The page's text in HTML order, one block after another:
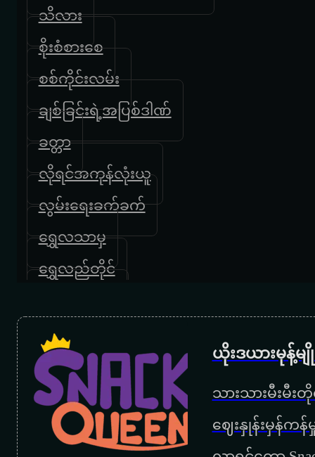
သိလား
စိုးစံစားစေ
စစ်ကိုင်းလမ်း
ချစ်ခြင်းရဲ့အပြစ်ဒါဏ်
ခတ္တာ
လိုရင်အကုန်လုံးယူ
လွမ်းရေးခက်ခက်
ရွှေလသာမှ
ရွှေလည်တိုင်
ဘယ်သူမှမကောင်းဘူး
ဖိုးသာထူး
နေရာဟောင်းမှာ
နေမွန်းမတည့်ခင်
ယိုးဒယားမုန့်
သားသားမီးမီး
ဈေးနှုန်းမှန်က